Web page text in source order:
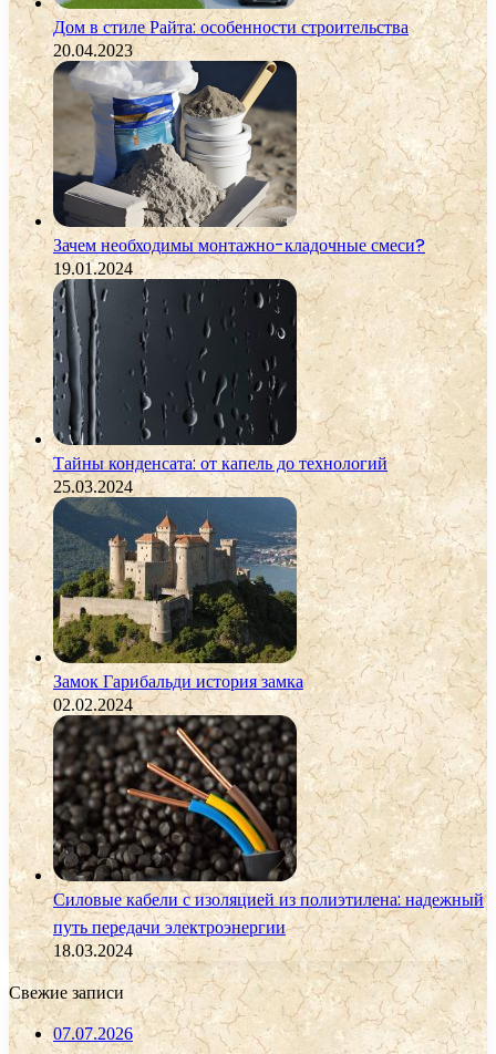
Дом в стиле Райта: особенности строительства
20.04.2023
Зачем необходимы монтажно-кладочные смеси?
19.01.2024
Тайны конденсата: от капель до технологий
25.03.2024
Замок Гарибальди история замка
02.02.2024
Силовые кабели с изоляцией из полиэтилена: надежный
путь передачи электроэнергии
18.03.2024
Свежие записи
07.07.2026